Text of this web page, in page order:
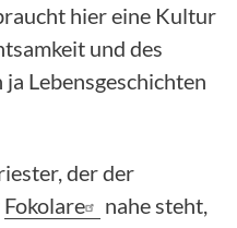
hier eine Kultur
und des
ja Lebensgeschichten
der der
Fokolare
nahe steht,